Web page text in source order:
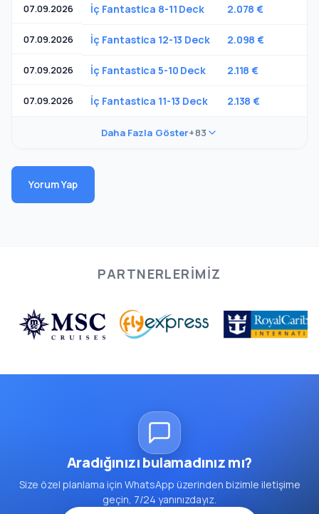
07.09.2026 İç Fantastica 8-11 Deck 2.078 €
07.09.2026 İç Fantastica 12-13 Deck 2.098 €
07.09.2026 İç Fantastica 5-10 Deck 2.118 €
07.09.2026 İç Fantastica 11-13 Deck 2.138 €
Daha Fazla Göster+83
Yorum Yap
PARTNERLERIMIZ
Aradığınızı bulamadınız mı?
Size özel planlama için WhatsApp üzerinden bizimle iletişime
geçin, 7/24 yanınızdayız.